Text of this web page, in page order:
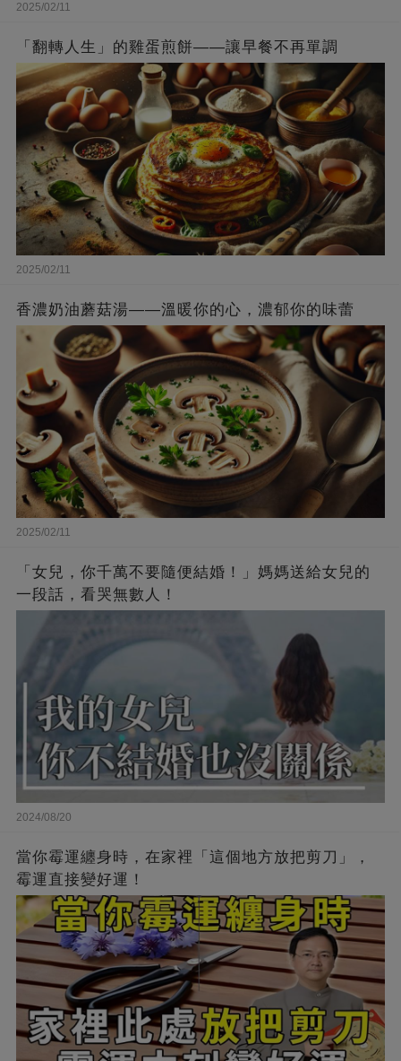
2025/02/11
「翻轉人生」的雞蛋煎餅——讓早餐不再單調
2025/02/11
香濃奶油蘑菇湯——溫暖你的心，濃郁你的味蕾
2025/02/11
「女兒，你千萬不要隨便結婚！」媽媽送給女兒的
一段話，看哭無數人！
2024/08/20
當你霉運纏身時，在家裡「這個地方放把剪刀」，
霉運直接變好運！